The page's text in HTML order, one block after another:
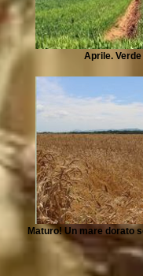
Aprile.
Maturo! Un mare dorato